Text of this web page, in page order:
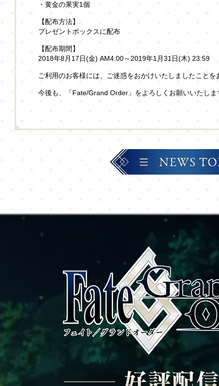
・黄金の果実1個
【配布方法】
プレゼントボックスに配布
【配布期間】
2018年8月17日(金) AM4:00～2019年1月31日(木) 23:59
ご利用のお客様には、ご迷惑をおかけいたしましたこと
今後も、「Fate/Grand Order」をよろしくお願いいたしま